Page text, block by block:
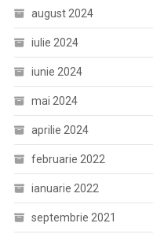
august 2024
iulie 2024
iunie 2024
mai 2024
aprilie 2024
februarie 2022
ianuarie 2022
septembrie 2021